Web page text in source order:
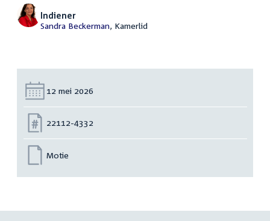
Indiener
Sandra Beckerman, Kamerlid
Datum:
12 mei 2026
Nummer:
22112-4332
Motie